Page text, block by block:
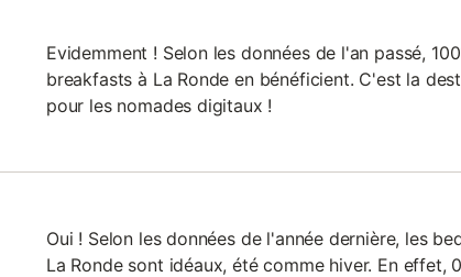
Evidemment ! Selon les données de l'an passé,
breakfasts à La Ronde en bénéficient. C'est la
pour les nomades digitaux !
Oui ! Selon les données de l'année dernière, les
La Ronde sont idéaux, été comme hiver. En effet,